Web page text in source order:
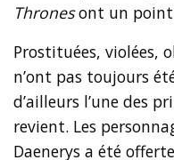
Thronesont un point
Prostituées, violées,
n’ont pas toujours
d’ailleurs l’une des
revient. Les
Daenerys a été